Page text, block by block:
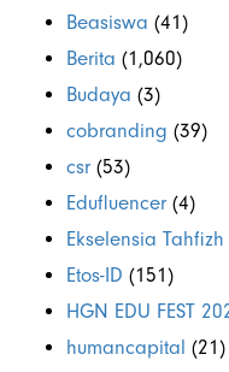
Beasiswa (41)
Berita (1,060)
Budaya (3)
cobranding (39)
csr (53)
Edufluencer (4)
Ekselensia Tahfizh
Etos-ID (151)
HGN EDU FEST
humancapital (21)